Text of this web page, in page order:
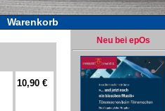
Warenkorb
10,90 €
Neu bei epOs